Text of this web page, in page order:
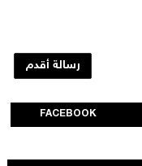
رسالة أقدم
FACEBOOK